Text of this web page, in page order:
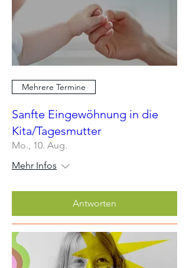
Mehrere Termine
Sanfte Eingewöhnung in die
Kita/Tagesmutter
Mo., 10. Aug.
Mehr Infos
Antworten